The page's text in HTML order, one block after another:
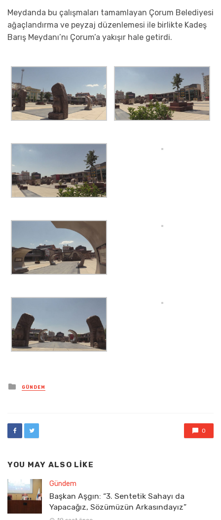
Meydanda bu çalışmaları tamamlayan Çorum Belediyesi
ağaçlandırma ve peyzaj düzenlemesi ile birlikte Kadeş
Barış Meydanı’nı Çorum’a yakışır hale getirdi.
Posted
in
GÜNDEM
0
YOU MAY ALSO LIKE
Gündem
Başkan Aşgın: “3. Sentetik Sahayı da
Yapacağız, Sözümüzün Arkasındayız”